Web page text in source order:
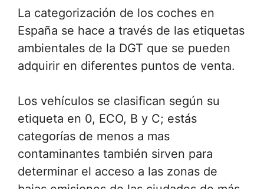
La categorización de los coches en
España se hace a través de las etiquetas
ambientales de la DGT que se pueden
adquirir en diferentes puntos de venta.
Los vehículos se clasifican según su
etiqueta en 0, ECO, B y C; estás
categorías de menos a mas
contaminantes también sirven para
determinar el acceso a las zonas de